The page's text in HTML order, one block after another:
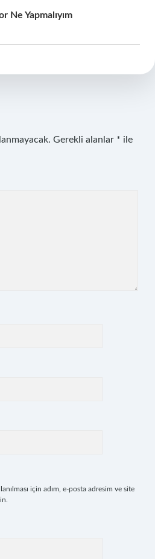
Ne Yapmalıyım
Gerekli alanlar * ile
için adım, e-posta adresim ve site